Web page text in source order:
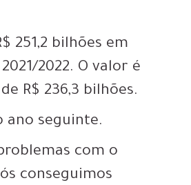
251,2 bilhões em
2022. O valor é
R$ 236,3 bilhões.
ano seguinte.
com o
conseguimos